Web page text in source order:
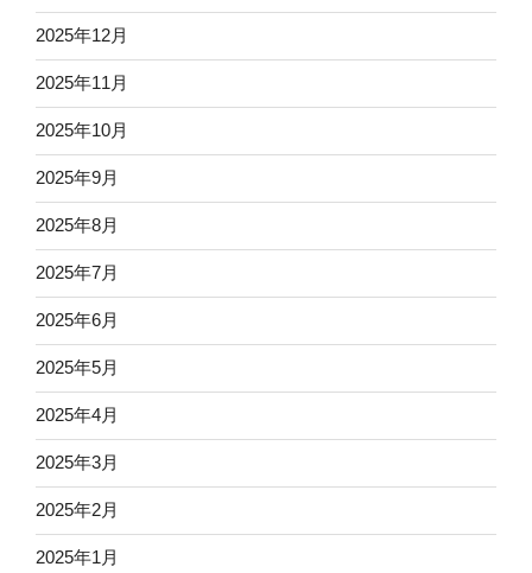
2025年12月
2025年11月
2025年10月
2025年9月
2025年8月
2025年7月
2025年6月
2025年5月
2025年4月
2025年3月
2025年2月
2025年1月